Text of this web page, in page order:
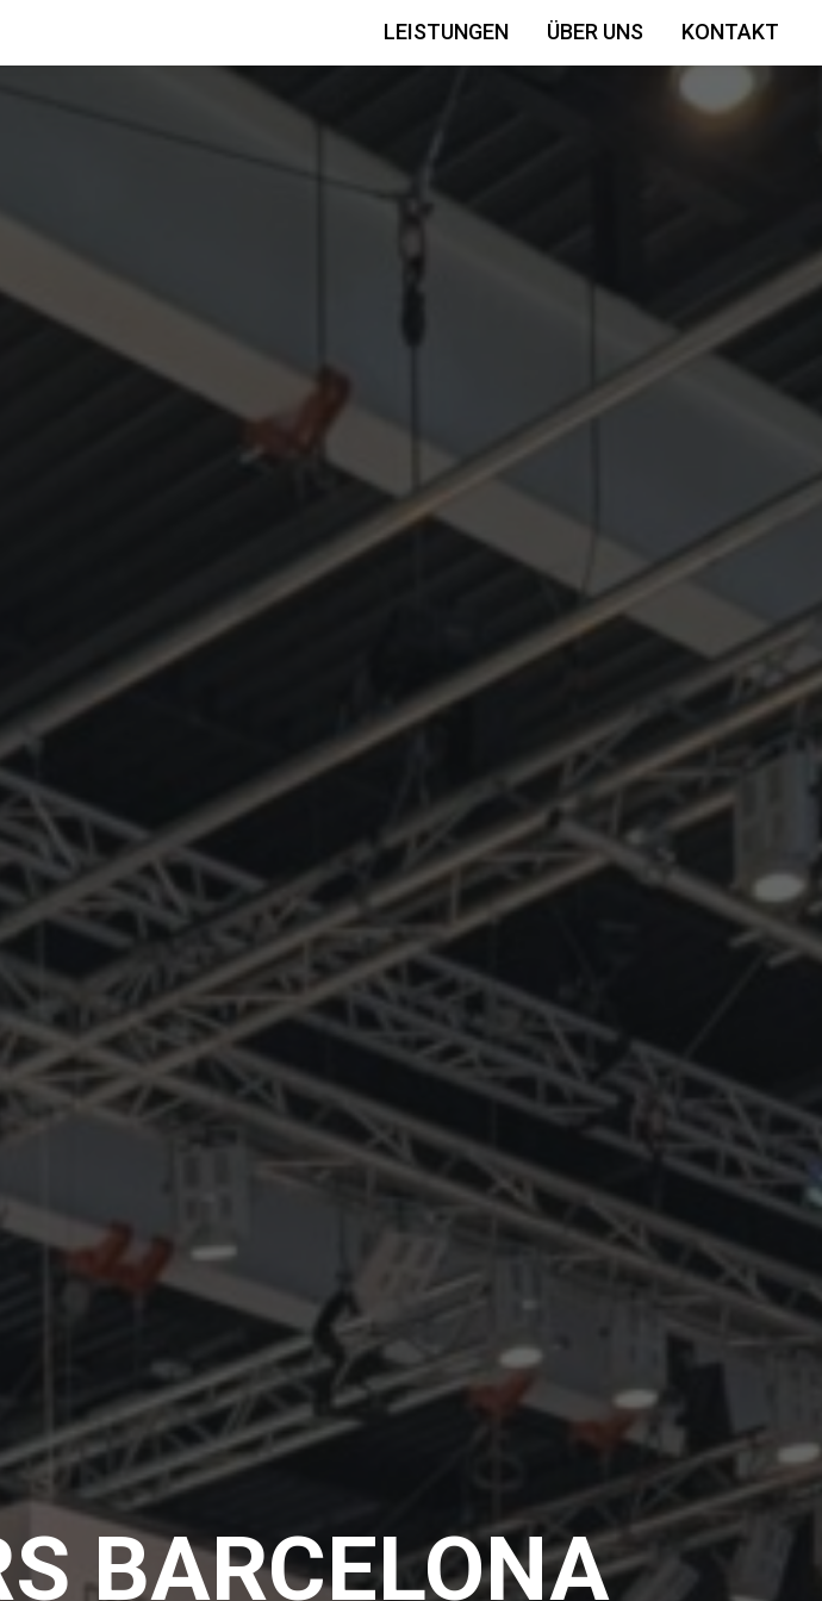
LEISTUNGEN ÜBER UNS KONTAKT
BARCELONA